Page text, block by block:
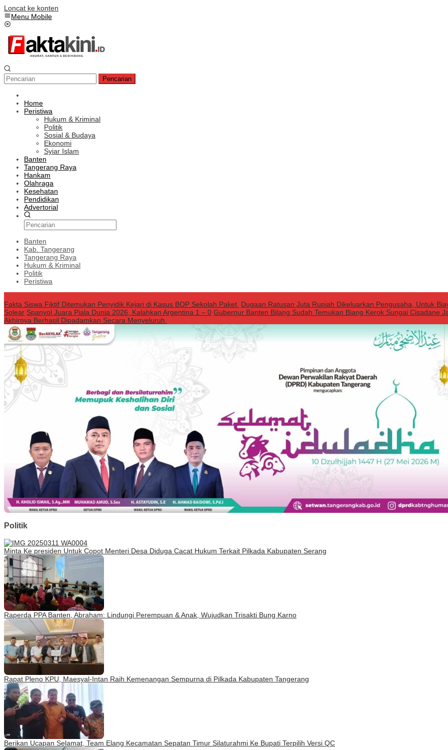
Loncat ke konten
Menu Mobile
Pencarian
Home
Peristiwa
Hukum & Kriminal
Politik
Sosial & Budaya
Ekonomi
Syiar Islam
Banten
Tangerang Raya
Hankam
Olahraga
Kesehatan
Pendidikan
Advertorial
Banten
Kab. Tangerang
Tangerang Raya
Hukum & Kriminal
Politik
Peristiwa
Fakta Siswa Fiktif Ditemukan Penyidik Kejari di Kasus BOP Sekolah Paket Dugaan Ratusan Juta Rupiah Dikeluarkan Pengusaha, Untuk
Solear Spanyol Juara Piala Dunia 2026, Kalahkan Argentina 1 – 0 Gubernur Banten Bilang Sudah Temukan Biang Kerok Sungai Cisadane
Akhirnya Berhasil Dipadamkan Secara Menyeluruh
Politik
Minta Ke presiden Untuk Copot Menteri Desa Diduga Cacat Hukum Terkait Pilkada Kabupaten Serang
Raperda PPA Banten, Abraham: Lindungi Perempuan & Anak, Wujudkan Trisakti Bung Karno
Rapat Pleno KPU, Maesyal-Intan Raih Kemenangan Sempurna di Pilkada Kabupaten Tangerang
Berikan Ucapan Selamat, Team Elang Kecamatan Sepatan Timur Silaturahmi Ke Bupati Terpilih Versi QC